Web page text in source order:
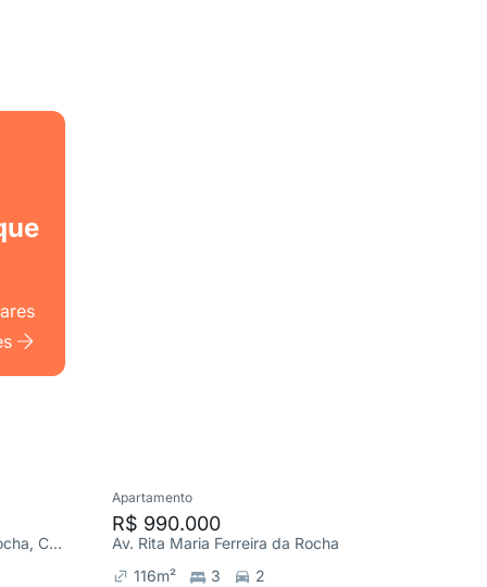
Av. Rita Maria Ferreira da Rocha, Comercial
Apartamento
R$ 990.000
116m² 3 2